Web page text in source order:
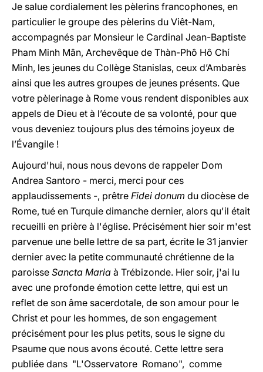
Je salue cordialement les pèlerins francophones, en
particulier le groupe des pèlerins du Viêt-Nam,
accompagnés par Monsieur le Cardinal Jean-Baptiste
Pham Minh Mân, Archevêque de Thàn-Phô Hô Chí
Minh, les jeunes du Collège Stanislas, ceux d’Ambarès
ainsi que les autres groupes de jeunes présents. Que
votre pèlerinage à Rome vous rendent disponibles aux
appels de Dieu et à l’écoute de sa volonté, pour que
vous deveniez toujours plus des témoins joyeux de
l’Évangile !
Aujourd'hui, nous nous devons de rappeler Dom
Andrea Santoro - merci, merci pour ces
applaudissements -, prêtre Fidei donum du diocèse de
Rome, tué en Turquie dimanche dernier, alors qu'il était
recueilli en prière à l'église. Précisément hier soir m'est
parvenue une belle lettre de sa part, écrite le 31 janvier
dernier avec la petite communauté chrétienne de la
paroisse Sancta Maria à Trébizonde. Hier soir, j'ai lu
avec une profonde émotion cette lettre, qui est un
reflet de son âme sacerdotale, de son amour pour le
Christ et pour les hommes, de son engagement
précisément pour les plus petits, sous le signe du
Psaume que nous avons écouté. Cette lettre sera
publiée dans "L'Osservatore Romano", comme